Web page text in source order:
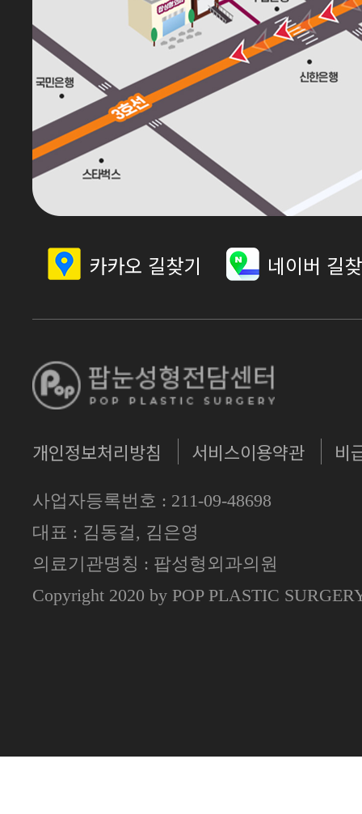
카카오 길찾기 네이버 길
개인정보처리방침 서비스이용약관 비
사업자등록번호 : 211-09-48698
대표 : 김동걸, 김은영
의료기관명칭 : 팝성형외과의원
Copyright 2020 by POP PLASTIC